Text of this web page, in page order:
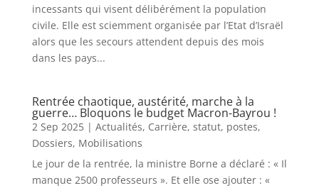
incessants qui visent délibérément la population
civile. Elle est sciemment organisée par l’Etat d’Israël
alors que les secours attendent depuis des mois
dans les pays...
Rentrée chaotique, austérité, marche à la
guerre… Bloquons le budget Macron-Bayrou !
2 Sep 2025| Actualités, Carrière, statut, postes,
Dossiers, Mobilisations
Le jour de la rentrée, la ministre Borne a déclaré : « Il
manque 2500 professeurs ». Et elle ose ajouter : «